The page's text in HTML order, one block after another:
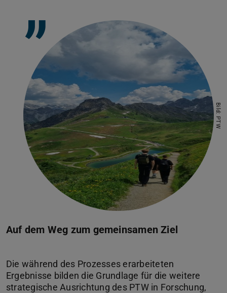
Auf dem Weg zum gemeinsamen Ziel
Die während des Prozesses erarbeiteten
Ergebnisse bilden die Grundlage für die weitere
strategische Ausrichtung des PTW in Forschung,
”
Bild: PTW